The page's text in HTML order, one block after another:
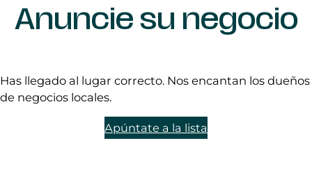
Anuncie su negocio
Has llegado al lugar correcto. Nos encantan los dueños
de negocios locales.
Apúntate a la lista